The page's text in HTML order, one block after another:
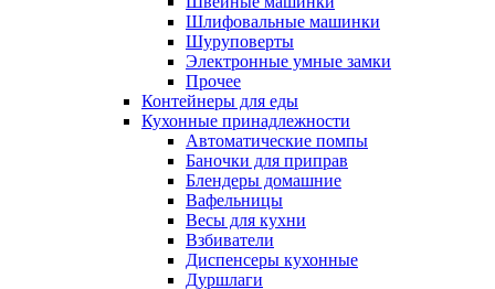
Шлифовальные машинки
Шуруповерты
Электронные умные замки
Прочее
Контейнеры для еды
Кухонные принадлежности
Автоматические помпы
Баночки для приправ
Блендеры домашние
Вафельницы
Весы для кухни
Взбиватели
Диспенсеры кухонные
Дуршлаги